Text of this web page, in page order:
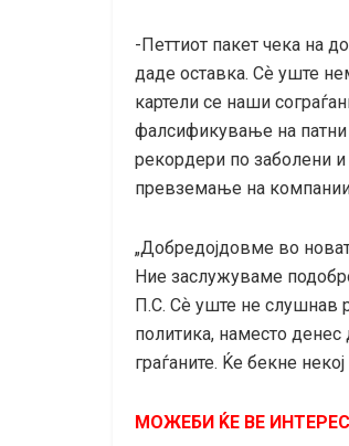
-Петтиот пакет чека на
даде оставка. Сѐ уште
картели се наши
фалсификување на патни
рекордери по заболени и
превземање на
„Добредојдовме во
Ние заслужуваме
П.С. Сѐ уште не слушнав
политика, наместо денес
граѓаните. Ќе бекне
МОЖЕБИ ЌЕ ВЕ